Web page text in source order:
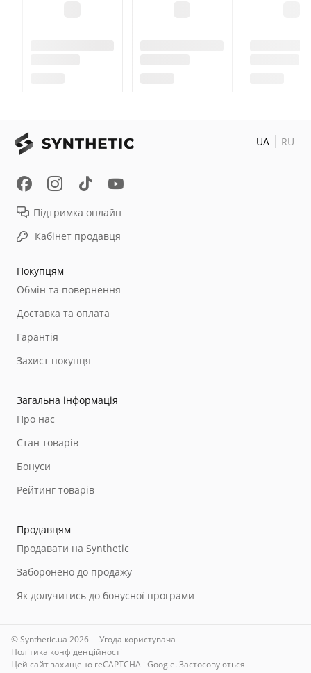
Покупцям
Обмін та повернення
Доставка та оплата
Гарантія
Захист покупця
Загальна інформація
Про нас
Стан товарів
Бонуси
Рейтинг товарів
Продавцям
Продавати на Synthetic
Заборонено до продажу
Як долучитись до бонусної програми
Підтримка онлайн
Кабінет продавця
© Synthetic.ua 2026
Угода користувача
Політика конфіденційності
Цей сайт захищено reCAPTCHA і Google. Застосовуються
UA RU